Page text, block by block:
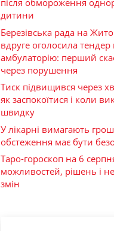
після обмороження
дитини
Березівська рада на
вдруге оголосила тендер
амбулаторію: перший
через порушення
Тиск підвищився через
як заспокоїтися і коли
швидку
У лікарні вимагають
обстеження має бути
Таро-гороскоп на 6
можливостей, рішень і
змін